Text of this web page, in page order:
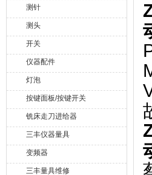
测针
测头
开关
仪器配件
灯泡
按键面板/按键开关
铣床走刀进给器
三丰仪器量具
变频器
三丰量具维修